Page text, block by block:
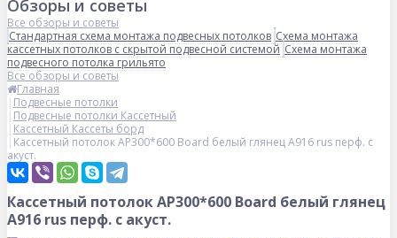
Обзоры и советы
Все обзоры и советы
Стандартная схема монтажа подвесных потолков Схема монтажа
кассетных потолков с скрытой подвесной системой Схема монтажа
подвесного потолка грильято
Все обзоры и советы
Главная
Подвесные потолки
Подвесные потолки Кассетный
Кассетный Кассеты борд
Кассетный потолок AP300*600 Board белый глянец А916 rus перф. с
акуст.
Кассетный потолок AP300*600 Board белый глянец
А916 rus перф. с акуст.